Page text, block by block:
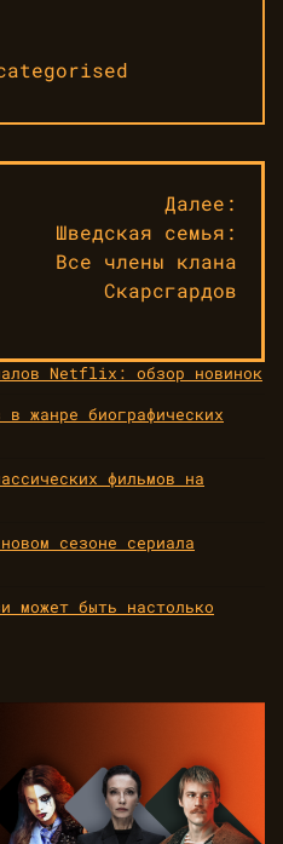
Далее:
Шведская семья:
Все члены клана
Скарсгардов
Netflix: обзор новинок
жанре биографических
фильмов на
сезоне сериала
может быть настолько